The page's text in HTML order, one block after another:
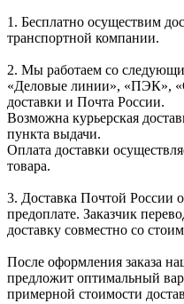
1. Бесплатно осуществим
транспортной компании.
2. Мы работаем со
«Деловые линии», «ПЭК»,
доставки и Почта России.
Возможна курьерская
пункта выдачи.
Оплата доставки
товара.
3. Доставка Почтой России
предоплате. Заказчик
доставку совместно со
После оформления заказа
предложит оптимальный
примерной стоимости